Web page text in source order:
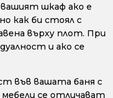
шкаф ако е
как би стоял с
върху плот. При
и ако се
във вашата баня с
се отличават